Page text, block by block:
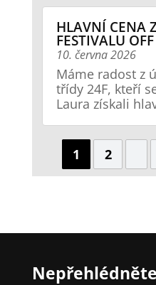
HLAVNÍ CENA
FESTIVALU
10. června 2026
Máme radost z
třídy 24F, kteří
Laura získali
1 2
Nepřehlédněte